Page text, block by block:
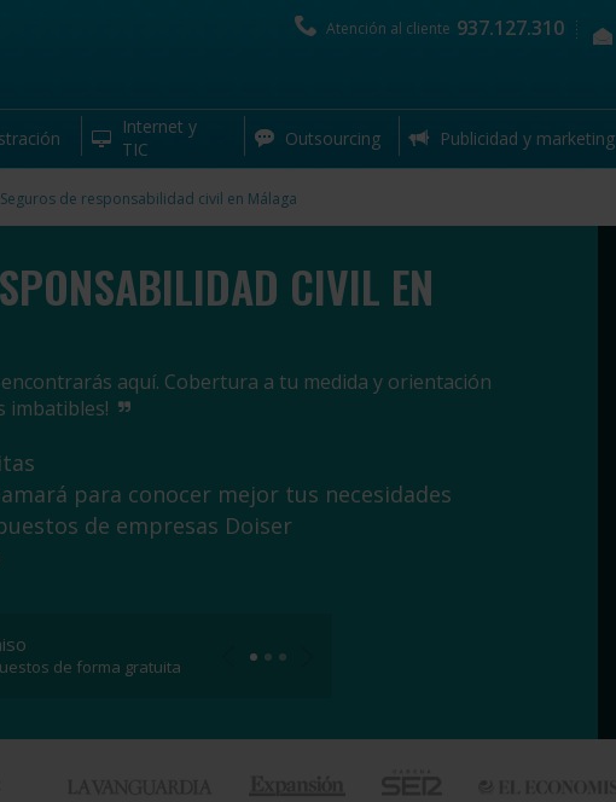
Atención al cliente 937.127.310
Internet y
TIC
Outsourcing Publicidad y marketing
Seguros de responsabilidad civil en Málaga
CIVIL EN
aquí. Cobertura a tu medida y orientación
imbatibles!
para conocer mejor tus necesidades
de empresas Doiser
de forma gratuita